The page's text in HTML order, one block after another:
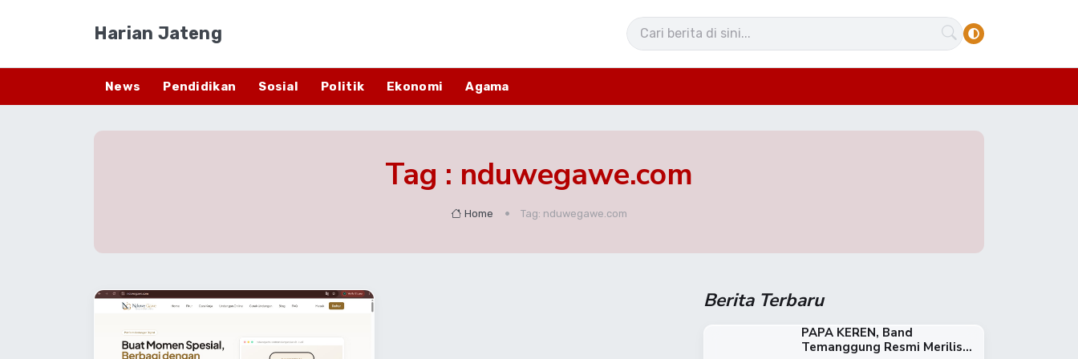
Harian Jateng
News Pendidikan Sosial Politik Ekonomi Agama
Tag : nduwegawe.com
Home Tag: nduwegawe.com
Berita Terbaru
PAPA KEREN, Band
Temanggung Resmi Merilis...